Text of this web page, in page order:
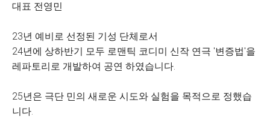
대표 전영민
23년 예비로 선정된 기성 단체로서
24년에 상하반기 모두 로맨틱 코디미 신작 연극 '변증법'을
레파토리로 개발하여 공연 하였습니다.
25년은 극단 민의 새로운 시도와 실험을 목적으로 정했습
니다.